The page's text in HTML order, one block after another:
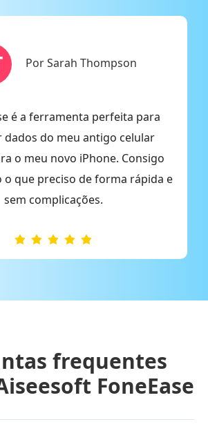
Por Sarah Thompson
é a ferramenta perfeita para
do meu antigo celular
o meu novo iPhone. Consigo
o que preciso de forma rápida e
sem complicações.
frequentes
FoneEase